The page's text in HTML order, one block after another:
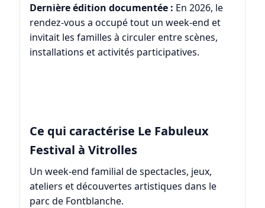
Dernière édition documentée : En 2026, le
rendez-vous a occupé tout un week-end et
invitait les familles à circuler entre scènes,
installations et activités participatives.
Ce qui caractérise Le Fabuleux
Festival à Vitrolles
Un week-end familial de spectacles, jeux,
ateliers et découvertes artistiques dans le
parc de Fontblanche.